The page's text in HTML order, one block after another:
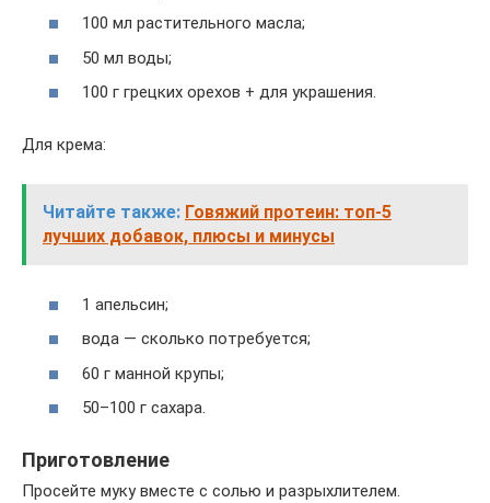
100 мл растительного масла;
50 мл воды;
100 г грецких орехов + для украшения.
Для крема:
Читайте также: Говяжий протеин: топ-5
лучших добавок, плюсы и минусы
1 апельсин;
вода — сколько потребуется;
60 г манной крупы;
50–100 г сахара.
Приготовление
Просейте муку вместе с солью и разрыхлителем.